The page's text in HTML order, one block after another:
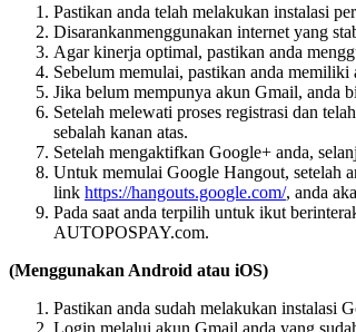
Pastikan anda telah melakukan instalasi
Disarankanmenggunakan internet yang
Agar kinerja optimal, pastikan anda
Sebelum memulai, pastikan anda
Jika belum mempunya akun Gmail, anda
Setelah melewati proses registrasi dan
sebalah kanan atas.
Setelah mengaktifkan Google+ anda,
Untuk memulai Google Hangout, setelah
link https://hangouts.google.com/, anda
Pada saat anda terpilih untuk ikut
AUTOPOSPAY.com.
(Menggunakan Android atau iOS)
Pastikan anda sudah melakukan instalasi
Login melalui akun Gmail anda yang